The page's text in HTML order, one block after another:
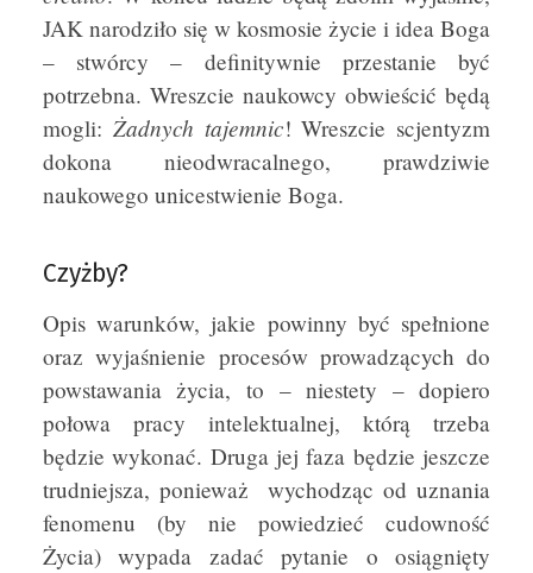
JAK narodziło się w kosmosie życie i idea Boga
– stwórcy – definitywnie przestanie być
potrzebna. Wreszcie naukowcy obwieścić będą
mogli: Żadnych tajemnic! Wreszcie scjentyzm
dokona nieodwracalnego, prawdziwie
naukowego unicestwienie Boga.
Czyżby?
Opis warunków, jakie powinny być spełnione
oraz wyjaśnienie procesów prowadzących do
powstawania życia, to – niestety – dopiero
połowa pracy intelektualnej, którą trzeba
będzie wykonać. Druga jej faza będzie jeszcze
trudniejsza, ponieważ wychodząc od uznania
fenomenu (by nie powiedzieć cudowność
Życia) wypada zadać pytanie o osiągnięty